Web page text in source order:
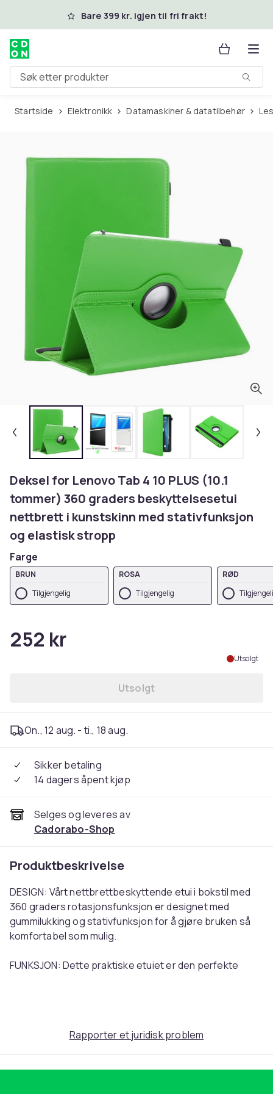
Hopp til hovedinnholdBare 399 kr. igjen til fri frakt!
Søk etter produkter
Startside Elektronikk Datamaskiner & datatilbehør
Deksel for Lenovo Tab 4 10 PLUS (10.1
tommer) 360 graders beskyttelsesetui
nettbrett i kunstskinn med stativfunksjon
og elastisk stropp
Farge
BRUN
Tilgjengelig
ROSA
Tilgjengelig
RØD
252 kr
Utsolgt
Utsolgt
On., 12 aug. - ti., 18 aug.
Sikker betaling
14 dagers åpent kjøp
Selges og leveres av
Cadorabo-Shop
Produktbeskrivelse
DESIGN: Vårt nettbrettbeskyttende etui i bokstil med
360 graders rotasjonsfunksjon er designet med
gummilukking og stativfunksjon for å gjøre bruken så
komfortabel som mulig.
FUNKSJON: Dette praktiske etuiet er den perfekte
KVALITET: Kun kvalitative materialer ble brukt i
av høykvalitets kunstskinn og det indre skallet er laget
Rapporter et juridisk problem